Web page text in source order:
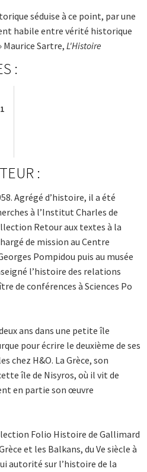
séduise à ce point, par une
habile entre vérité historique
Sartre, L'Histoire
:
:
Agrégé d’histoire, il a été
à l’Institut Charles de
Retour aux textes à la
de mission au Centre
Pompidou puis au musée
l’histoire des relations
de conférences à Sciences Po
ans dans une petite île
pour écrire le deuxième de ses
chez H&O. La Grèce, son
île de Nisyros, où il vit de
en partie son œuvre
Folio Histoire de Gallimard
et les Balkans, du Ve siècle à
autorité sur l’histoire de la